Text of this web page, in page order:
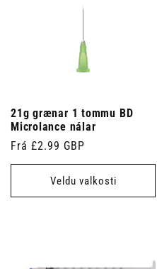
21g grænar 1 tommu BD
Microlance nálar
Venjulegt
verð
Frá £2.99 GBP
Veldu valkosti